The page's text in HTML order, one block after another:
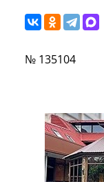
№ 135104